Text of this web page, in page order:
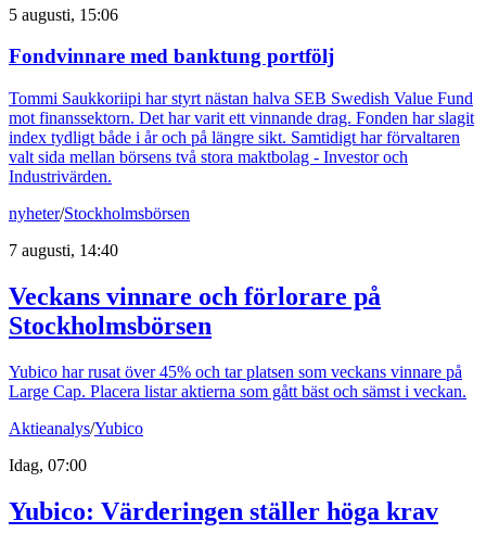
5 augusti, 15:06
Fondvinnare med banktung portfölj
Tommi Saukkoriipi har styrt nästan halva SEB Swedish Value Fund
mot finanssektorn. Det har varit ett vinnande drag. Fonden har slagit
index tydligt både i år och på längre sikt. Samtidigt har förvaltaren
valt sida mellan börsens två stora maktbolag - Investor och
Industrivärden.
nyheter/Stockholmsbörsen
7 augusti, 14:40
Veckans vinnare och förlorare på
Stockholmsbörsen
Yubico har rusat över 45% och tar platsen som veckans vinnare på
Large Cap. Placera listar aktierna som gått bäst och sämst i veckan.
Aktieanalys/Yubico
Idag, 07:00
Yubico: Värderingen ställer höga krav